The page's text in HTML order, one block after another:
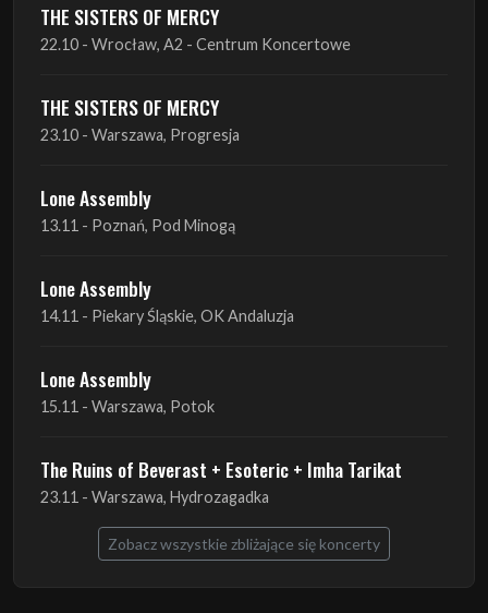
THE SISTERS OF MERCY
22.10 - Wrocław, A2 - Centrum Koncertowe
THE SISTERS OF MERCY
23.10 - Warszawa, Progresja
Lone Assembly
13.11 - Poznań, Pod Minogą
Lone Assembly
14.11 - Piekary Śląskie, OK Andaluzja
Lone Assembly
15.11 - Warszawa, Potok
The Ruins of Beverast + Esoteric + Imha Tarikat
23.11 - Warszawa, Hydrozagadka
Zobacz wszystkie zbliżające się koncerty